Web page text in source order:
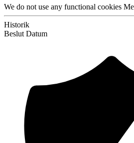
We do not use any functional cookies
Historik
Beslut Datum